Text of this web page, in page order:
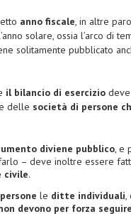
anno fiscale, in altre
solare, ossia l’arco di
solitamente pubblicato
il bilancio di esercizio
delle società di persone
diviene pubblico, e
– deve inoltre essere
civile.
le ditte individuali,
devono per forza